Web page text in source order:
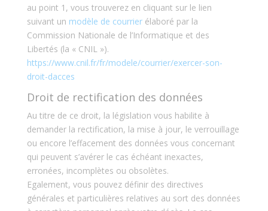
au point 1, vous trouverez en cliquant sur le lien
suivant un modèle de courrierélaboré par la
Commission Nationale de l’Informatique et des
Libertés (la « CNIL »).
https://www.cnil.fr/fr/modele/courrier/exercer-son-
droit-dacces
Droit de rectification des données
Au titre de ce droit, la législation vous habilite à
demander la rectification, la mise à jour, le verrouillage
ou encore l’effacement des données vous concernant
qui peuvent s’avérer le cas échéant inexactes,
erronées, incomplètes ou obsolètes.
Egalement, vous pouvez définir des directives
générales et particulières relatives au sort des données